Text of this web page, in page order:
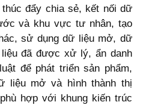
đẩy chia sẻ, kết nối dữ
và khu vực tư nhân, tạo
sử dụng dữ liệu mở, dữ
đã được xử lý, ẩn danh
để phát triển sản phẩm,
liệu mở và hình thành thị
hợp với khung kiến trúc